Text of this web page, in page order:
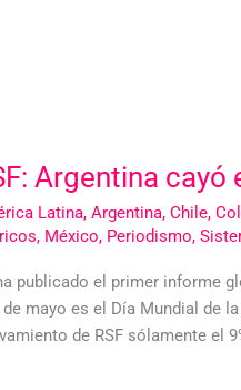
Argentina
Latina, Argentina, Chile,
, México, Periodismo,
publicado el primer informe
de mayo es el Día Mundial de
de RSF sólamente el